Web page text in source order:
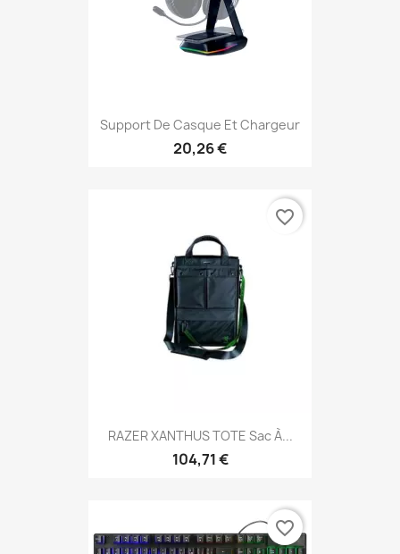
Support De Casque Et Chargeur
20,26 €
RAZER XANTHUS TOTE Sac À...
104,71 €
favorite_border
favorite_border